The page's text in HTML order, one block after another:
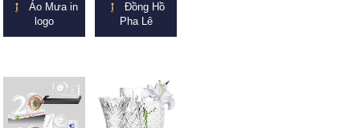
Áo Mưa in
logo
Đồng Hồ
Pha Lê